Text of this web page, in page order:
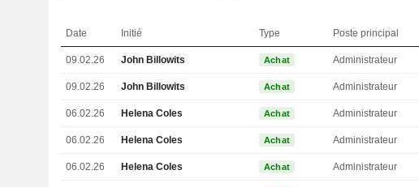
Date Initié Type Poste principal
09.02.26 John Billowits Achat Administrateur
09.02.26 John Billowits Achat Administrateur
06.02.26 Helena Coles Achat Administrateur
06.02.26 Helena Coles Achat Administrateur
06.02.26 Helena Coles Achat Administrateur